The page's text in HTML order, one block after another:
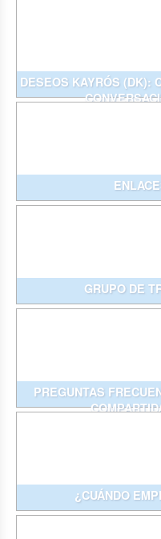
DESEOS KAYRÓS (DK):
GRUPO DE
PREGUNTAS
¿CUÁNDO